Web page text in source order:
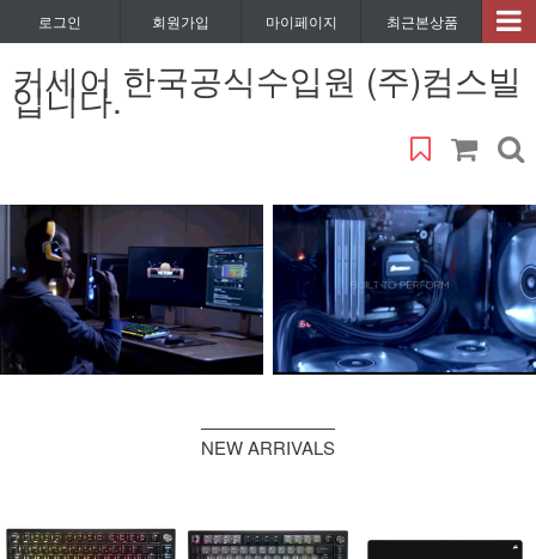
로그인 회원가입 마이페이지 최근본상품
커세어 한국공식수입원 (주)컴스빌
입니다.
NEW ARRIVALS